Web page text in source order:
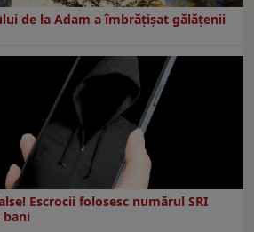
de la Adam a îmbrățișat gălățenii
Escrocii folosesc numărul SRI
bani